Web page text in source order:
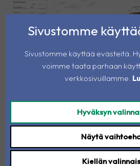
Sivustomme
Sivustomme käyttää evästeitä.
voimme taata parhaan
verkkosivuillamme.
Hyväksyn
Näytä
Kiellän